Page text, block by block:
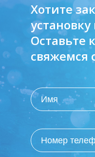
Хотите
Оставьте
свяжемся